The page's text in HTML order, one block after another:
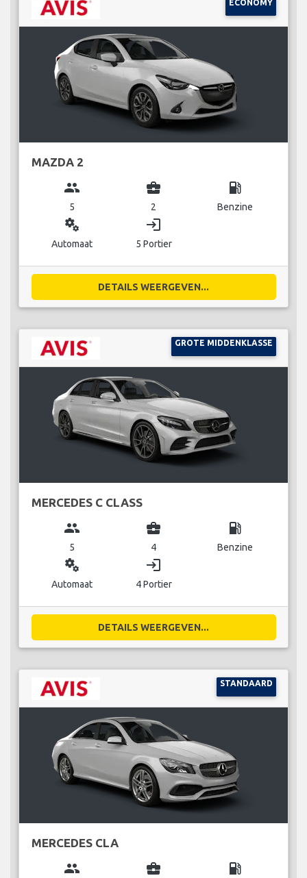
ECONOMY
MAZDA 2
group
5
business_center
2
local_gas_station
Benzine
miscellaneous_services
Automaat
login
5 Portier
DETAILS WEERGEVEN...
GROTE MIDDENKLASSE
MERCEDES C CLASS
group
5
business_center
4
local_gas_station
Benzine
miscellaneous_services
Automaat
login
4 Portier
DETAILS WEERGEVEN...
STANDAARD
MERCEDES CLA
group business_center local_gas_station